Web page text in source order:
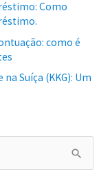
Como
como é
Suíça (KKG): Um